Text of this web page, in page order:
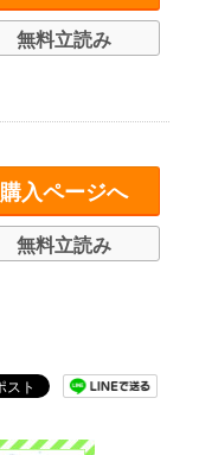
無料立読み
購入ページへ
無料立読み